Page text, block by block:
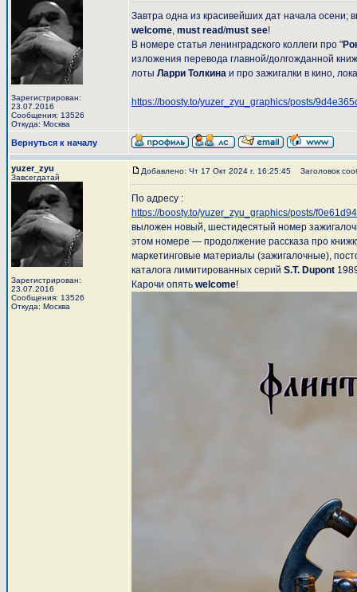
Зарегистрирован:
23.07.2016
Сообщения: 13526
Откуда: Москва
Завтра одна из красивейших дат начала
welcome, must read/must see!
В номере статья ленинградского коллеги про "
изложения перевода главной/долгожданной
лоты Ларри Толкина и про зажигалки в кино,
https://boosty.to/yuzer_zyu_graphics/posts/
Вернуться к началу
yuzer_zyu
Завсегдатай
Зарегистрирован:
23.07.2016
Сообщения: 13526
Откуда: Москва
Добавлено: Чт 17 Окт 2024 г. 16:25:45 Заголовок
По адресу :
https://boosty.to/yuzer_zyu_graphics/posts/
выложен новый, шестидесятый номер
этом номере — продолжение рассказа про
маркетинговые материалы (зажигалочные),
каталога лимитированных серий S.T. Dupont
Карочи опять welcome!